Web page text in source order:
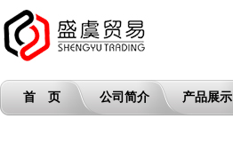
首 页 公司简介 产品展示